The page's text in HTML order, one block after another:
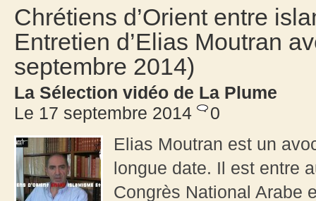
Chrétiens d’Orient entre
Entretien d’Elias Moutran
septembre 2014)
La Sélection vidéo de La Plume
Le 17 septembre 2014
0
Elias Moutran est un
longue date. Il est entre
Congrès National Arabe